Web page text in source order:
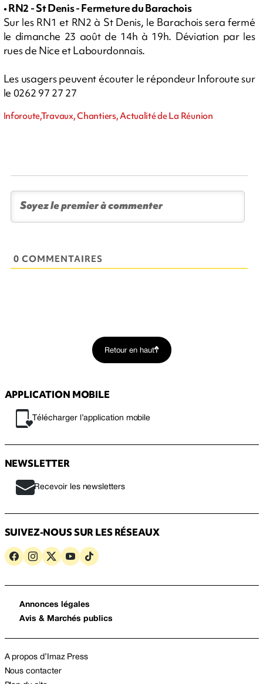
• RN2 - St Denis - Fermeture du Barachois
Sur les RN1 et RN2 à St Denis, le Barachois sera fermé
le dimanche 23 août de 14h à 19h. Déviation par les
rues de Nice et Labourdonnais.
Les usagers peuvent écouter le répondeur Inforoute sur
le 0262 97 27 27
Inforoute,Travaux, Chantiers, Actualité de La Réunion
0 COMMENTAIRES
Retour en haut
APPLICATION MOBILE
Télécharger l’application mobile
NEWSLETTER
Recevoir les newsletters
SUIVEZ-NOUS SUR LES RÉSEAUX
Annonces légales
Avis & Marchés publics
A propos d’Imaz Press
Nous contacter